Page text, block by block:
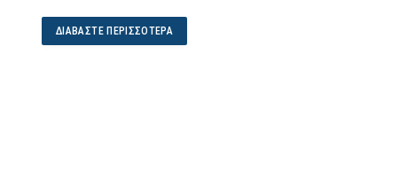
ΔΙΑΒΆΣΤΕ ΠΕΡΙΣΣΌΤΕΡΑ